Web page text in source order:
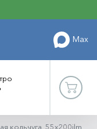
Max
кольчуга, 55x200ilm